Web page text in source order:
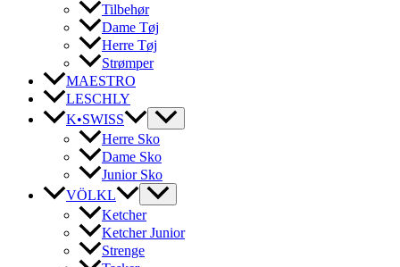
Tilbehør
Dame Tøj
Herre Tøj
Strømper
MAESTRO
LESCHLY
K•SWISS
Herre Sko
Dame Sko
Junior Sko
VÖLKL
Ketcher
Ketcher Junior
Strenge